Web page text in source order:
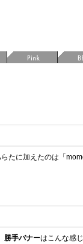
たに加えたのは「
勝手バナーはこんな感